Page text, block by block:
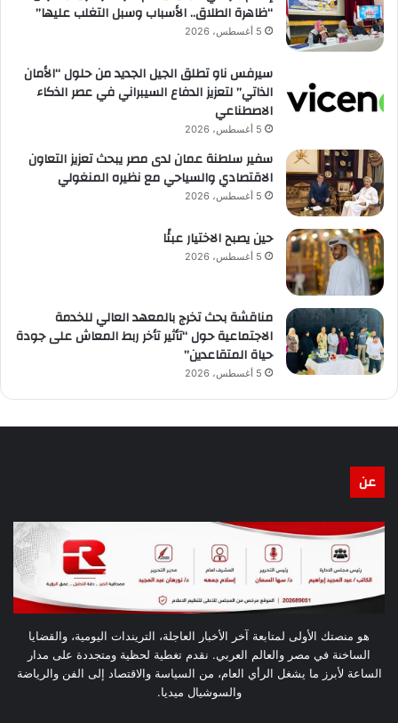
“ظاهرة الطلاق.. الأسباب وسبل التغلب عليها”
5 أغسطس، 2026
سيرفس ناو تطلق الجيل الجديد من حلول “الأمان
الذاتي” لتعزيز الدفاع السيبراني في عصر الذكاء
الاصطناعي
5 أغسطس، 2026
سفير سلطنة عمان لدى مصر يبحث تعزيز التعاون
الاقتصادي والسياحي مع نظيره المنغولي
5 أغسطس، 2026
حين يصبح الاختيار عبئًا
5 أغسطس، 2026
مناقشة بحث تخرج بالمعهد العالي للخدمة
الاجتماعية حول “تأثير تأخر ربط المعاش على جودة
حياة المتقاعدين”
5 أغسطس، 2026
عن
هو منصتك الأولى لمتابعة آخر الأخبار العاجلة، التريندات اليومية، والقضايا
الساخنة في مصر والعالم العربي. نقدم تغطية لحظية ومتجددة على مدار
الساعة لأبرز ما يشغل الرأي العام، من السياسة والاقتصاد إلى الفن والرياضة
والسوشيال ميديا.